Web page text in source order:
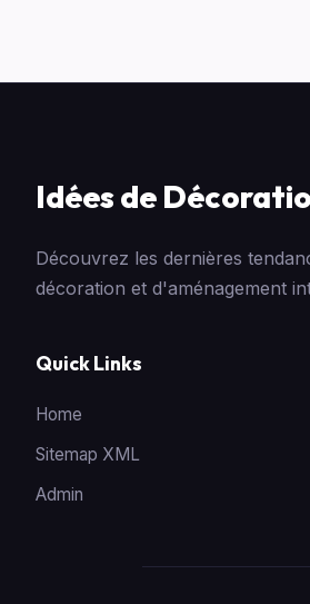
Idées de
Découvrez les dernières
décoration et d'aménagement
Quick Links
Home
Sitemap XML
Admin